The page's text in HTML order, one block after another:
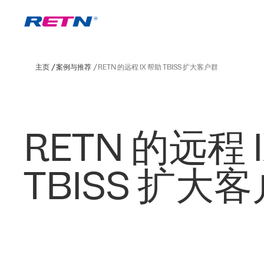
主页 案例与推荐 RETN 的远程 IX 帮助 TBISS 扩大客户群
RETN 的远程
TBISS 扩大